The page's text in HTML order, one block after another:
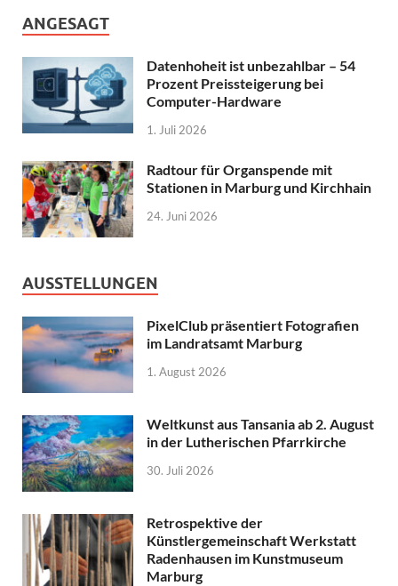
ANGESAGT
Datenhoheit ist unbezahlbar – 54
Prozent Preissteigerung bei
Computer-Hardware
1. Juli 2026
Radtour für Organspende mit
Stationen in Marburg und Kirchhain
24. Juni 2026
AUSSTELLUNGEN
PixelClub präsentiert Fotografien
im Landratsamt Marburg
1. August 2026
Weltkunst aus Tansania ab 2. August
in der Lutherischen Pfarrkirche
30. Juli 2026
Retrospektive der
Künstlergemeinschaft Werkstatt
Radenhausen im Kunstmuseum
Marburg